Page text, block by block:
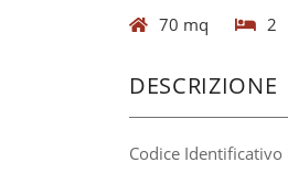
70 mq
2
DESCRIZIONE
Codice Identificativo